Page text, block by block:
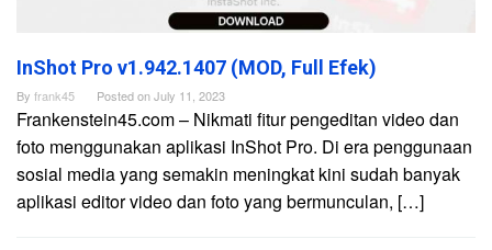
InShot Pro v1.942.1407 (MOD, Full Efek)
By frank45 Posted onJuly 11, 2023
Frankenstein45.com – Nikmati fitur pengeditan video dan
foto menggunakan aplikasi InShot Pro. Di era penggunaan
sosial media yang semakin meningkat kini sudah banyak
aplikasi editor video dan foto yang bermunculan, […]